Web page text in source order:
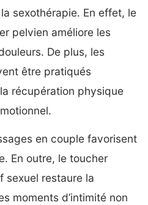
sexothérapie. En effet, le
pelvien améliore les
De plus, les
être pratiqués
récupération physique
en couple favorisent
En outre, le toucher
sexuel restaure la
moments d’intimité non